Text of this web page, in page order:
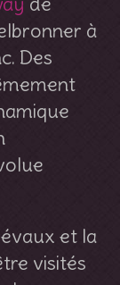
à
Des
et la
visités